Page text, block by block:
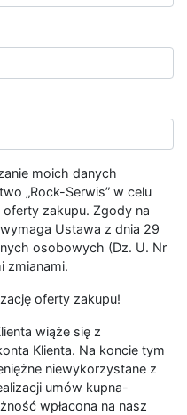
moich danych
„Rock-Serwis” w celu
zakupu. Zgody na
Ustawa z dnia 29
osobowych (Dz. U. Nr
zmianami.
oferty zakupu!
wiąże się z
Klienta. Na koncie tym
niewykorzystane z
umów kupna-
wpłacona na nasz